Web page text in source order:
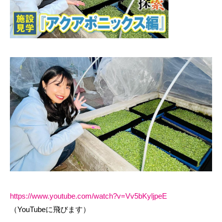
https://www.youtube.com/watch?v=Vv5bKyljpeE
（YouTubeに飛びます）